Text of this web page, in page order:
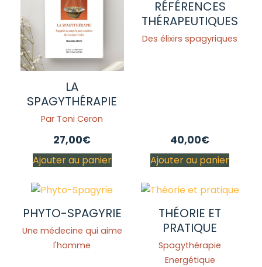
LA
SPAGYTHÉRAPIE
Par Toni Ceron
27,00€
Ajouter au panier
RÉFÉRENCES
THÉRAPEUTIQUES
Des élixirs spagyriques
40,00€
Ajouter au panier
PHYTO-SPAGYRIE
Une médecine qui aime
l'homme
THÉORIE ET
PRATIQUE
Spagythérapie
Energétique